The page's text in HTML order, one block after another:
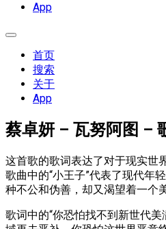
App
展
首页
搜索
关于
App
蔡卓妍 – 瓦努阿图 –
这首歌的歌词表达了对于现实世
歌曲中的“小王子”代表了现代年
种不公和伪善，却又渴望着一个
歌词中的“你恐怕找不到新世代